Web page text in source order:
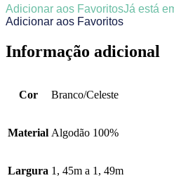
Adicionar aos FavoritosJá está
Adicionar aos Favoritos
Informação adicional
Cor Branco/Celeste
Material Algodão 100%
Largura 1, 45m a 1, 49m